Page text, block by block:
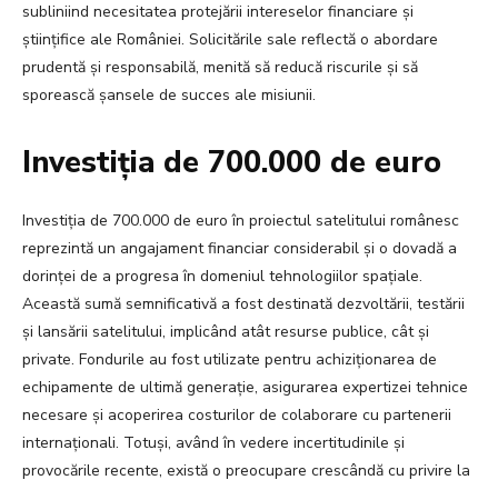
subliniind necesitatea protejării intereselor financiare și
științifice ale României. Solicitările sale reflectă o abordare
prudentă și responsabilă, menită să reducă riscurile și să
sporească șansele de succes ale misiunii.
Investiția de 700.000 de euro
Investiția de 700.000 de euro în proiectul satelitului românesc
reprezintă un angajament financiar considerabil și o dovadă a
dorinței de a progresa în domeniul tehnologiilor spațiale.
Această sumă semnificativă a fost destinată dezvoltării, testării
și lansării satelitului, implicând atât resurse publice, cât și
private. Fondurile au fost utilizate pentru achiziționarea de
echipamente de ultimă generație, asigurarea expertizei tehnice
necesare și acoperirea costurilor de colaborare cu partenerii
internaționali. Totuși, având în vedere incertitudinile și
provocările recente, există o preocupare crescândă cu privire la